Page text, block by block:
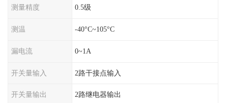
测量精度 0.5级
测温 -40°C~105°C
漏电流 0~1A
开关量输入 2路干接点输入
开关量输出 2路继电器输出